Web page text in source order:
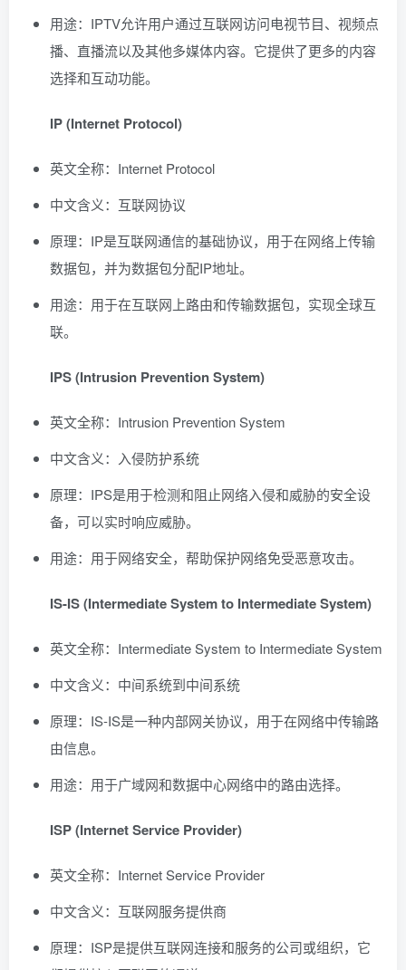
用途：IPTV允许用户通过互联网访问电视节目、视频点
播、直播流以及其他多媒体内容。它提供了更多的内容
选择和互动功能。
IP (Internet Protocol)
英文全称：Internet Protocol
中文含义：互联网协议
原理：IP是互联网通信的基础协议，用于在网络上传输
数据包，并为数据包分配IP地址。
用途：用于在互联网上路由和传输数据包，实现全球互
联。
IPS (Intrusion Prevention System)
英文全称：Intrusion Prevention System
中文含义：入侵防护系统
原理：IPS是用于检测和阻止网络入侵和威胁的安全设
备，可以实时响应威胁。
用途：用于网络安全，帮助保护网络免受恶意攻击。
IS-IS (Intermediate System to Intermediate System)
英文全称：Intermediate System to Intermediate System
中文含义：中间系统到中间系统
原理：IS-IS是一种内部网关协议，用于在网络中传输路
由信息。
用途：用于广域网和数据中心网络中的路由选择。
ISP (Internet Service Provider)
英文全称：Internet Service Provider
中文含义：互联网服务提供商
原理：ISP是提供互联网连接和服务的公司或组织，它